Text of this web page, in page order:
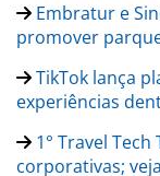
Embratur e
promover
TikTok lança
experiências
1° Travel
corporativas;